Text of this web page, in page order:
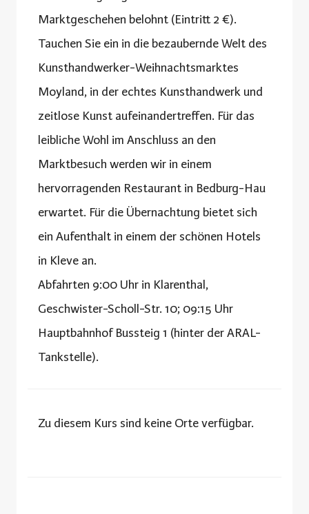
Marktgeschehen belohnt (Eintritt 2 €).
Tauchen Sie ein in die bezaubernde Welt des
Kunsthandwerker-Weihnachtsmarktes
Moyland, in der echtes Kunsthandwerk und
zeitlose Kunst aufeinandertreffen. Für das
leibliche Wohl im Anschluss an den
Marktbesuch werden wir in einem
hervorragenden Restaurant in Bedburg-Hau
erwartet. Für die Übernachtung bietet sich
ein Aufenthalt in einem der schönen Hotels
in Kleve an.
Abfahrten 9:00 Uhr in Klarenthal,
Geschwister-Scholl-Str. 10; 09:15 Uhr
Hauptbahnhof Bussteig 1 (hinter der ARAL-
Tankstelle).
Zu diesem Kurs sind keine Orte verfügbar.